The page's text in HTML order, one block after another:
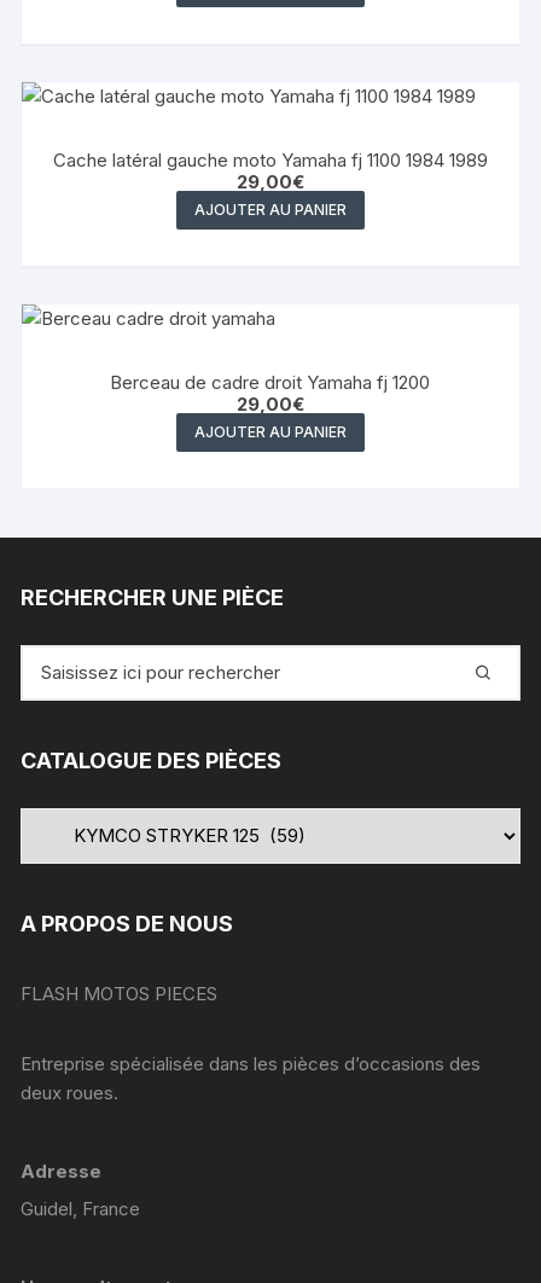
Cache latéral gauche moto Yamaha fj 1100 1984 1989
29,00€
AJOUTER AU PANIER
Berceau de cadre droit Yamaha fj 1200
29,00€
AJOUTER AU PANIER
RECHERCHER UNE PIÈCE
pour
CATALOGUE DES PIÈCES
A PROPOS DE NOUS
FLASH MOTOS PIECES
Entreprise spécialisée dans les pièces d’occasions des
deux roues.
Adresse
Guidel, France